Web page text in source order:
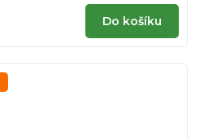
Do košíku